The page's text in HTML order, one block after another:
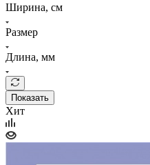
Ширина, см
Размер
Длина, мм
Показать
Хит